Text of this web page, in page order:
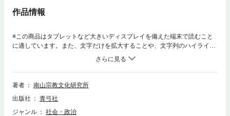
作品情報
※この商品はタブレットなど大きいディスプレイを備えた端末で読むこと
に適しています。また、文字だけを拡大することや、文字列のハイライ
ト、検索、辞書の参照、引用などの機能が使用できません。オウム真理教
の地下鉄サリン事件によって宗教という言葉のもつ意味は変わり、「カル
ト」は一挙に緊迫した課題になって宗教研究に衝撃を与えた──。研究
者・弁護士・ルポライター、さまざまな論者たちの討論をとおして宗教と
著者
南山宗教文化研究所
出版社
青弓社
ジャンル
社会・政治